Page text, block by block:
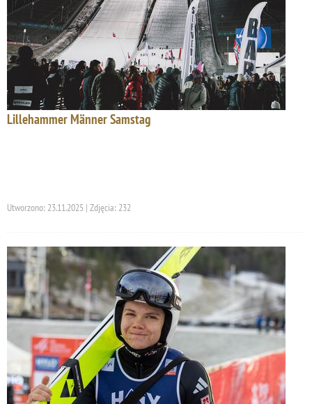
Lillehammer Männer Samstag
Utworzono: 23.11.2025 | Zdjęcia: 232